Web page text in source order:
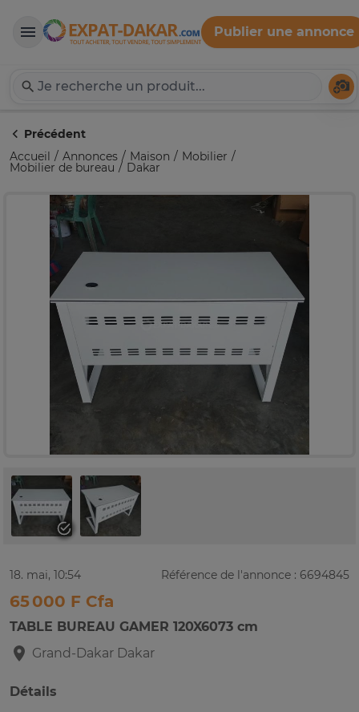
Expat-Dakar
Publier une annonce
Précédent
Accueil
Annonces Maison Mobilier
Mobilier de bureau Dakar
18. mai, 10:54 Référence de l'annonce : 6694845
65 000 F Cfa
TABLE BUREAU GAMER 120X6073 cm
Grand-Dakar Dakar
Détails